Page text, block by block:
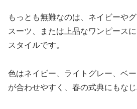
もっとも無難なのは、ネイビーや
スーツ、または上品なワンピース
スタイルです。
色はネイビー、ライトグレー、ベ
が合わせやすく、春の式典にもなじ